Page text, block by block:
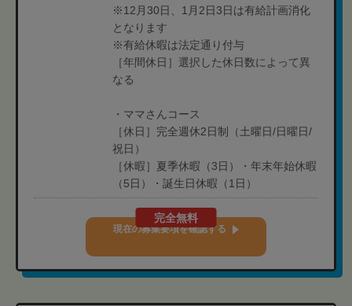
※12月30日、1月2日3日は有給計画消化
となります
※有給休暇は法定通り付与
［年間休日］選択した休日数によって異
なる
・ママさんコース
［休日］完全週休2日制（土曜日/日曜日/
祝日）
［休暇］夏季休暇（3日）・年末年始休暇
（5日）・誕生日休暇（1日）
完全無料
現在の募集要項を確認する